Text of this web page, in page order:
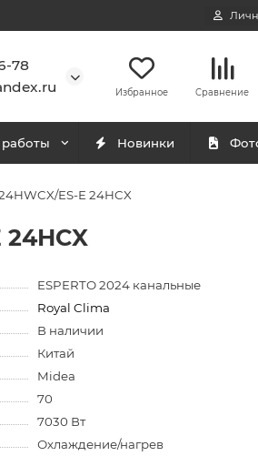
78
Избранное Сравнение
Новинки
ES-E 24HCX
ESPERTO 2024 канальные
Royal Clima
В наличии
Китай
Midea
70
7030 Вт
Охлаждение/нагрев